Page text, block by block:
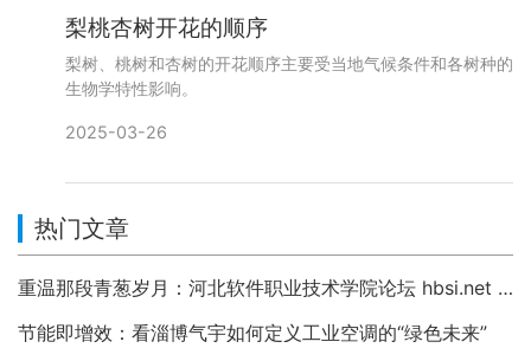
梨桃杏树开花的顺序
梨树、桃树和杏树的开花顺序主要受当地气候条件和各树种的
生物学特性影响。
2025-03-26
热门文章
重温那段青葱岁月：河北软件职业技术学院论坛 hbsi.net —— 2007 年至今的校园数字记忆
节能即增效：看淄博气宇如何定义工业空调的“绿色未来”